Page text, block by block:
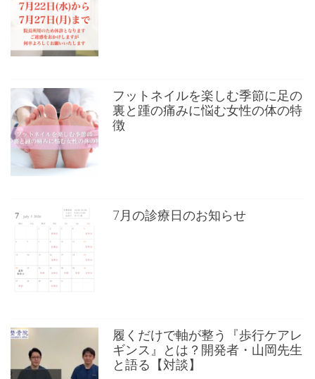
フットネイルを楽しむ季節に足の
裏と踵の痛みに悩む女性の体の特
徴
7月の診療日のお知らせ
履くだけで軸が整う『歩行ケアレ
ギンス』とは？開発者・山岡先生
と語る【対談】